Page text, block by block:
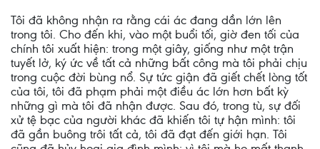
Tôi đã không nhận ra rằng cái ác đang dần lớn lên
trong tôi. Cho đến khi, vào một buổi tối, giờ đen tối của
chính tôi xuất hiện: trong một giây, giống như một trận
tuyết lở, ký ức về tất cả những bất công mà tôi phải chịu
trong cuộc đời bùng nổ. Sự tức giận đã giết chết lòng tốt
của tôi, tôi đã phạm phải một điều ác lớn hơn bất kỳ
những gì mà tôi đã nhận được. Sau đó, trong tù, sự đối
xử tệ bạc của người khác đã khiến tôi tự hận mình: tôi
đã gần buông trôi tất cả, tôi đã đạt đến giới hạn. Tôi